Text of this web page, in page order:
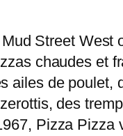
Street West
chaudes et
ailes de poulet,
des
Pizza Pizza